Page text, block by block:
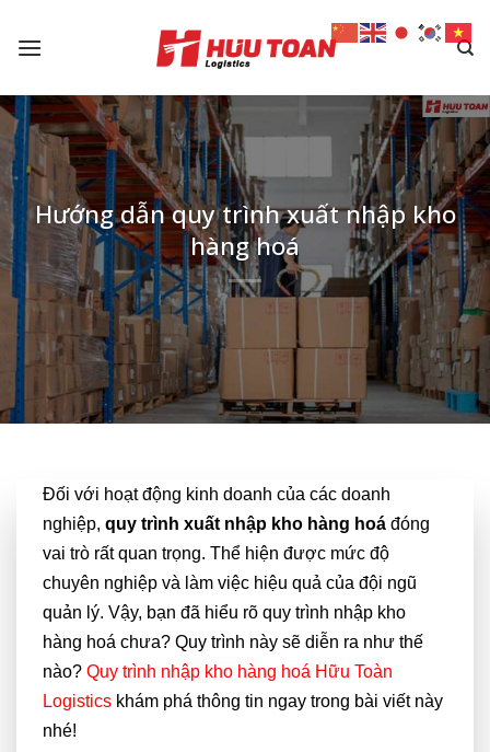
Hướng dẫn quy trình xuất nhập kho
hàng hoá
Đối với hoạt động kinh doanh của các doanh
nghiệp, quy trình xuất nhập kho hàng hoá đóng
vai trò rất quan trọng. Thể hiện được mức độ
chuyên nghiệp và làm việc hiệu quả của đội ngũ
quản lý. Vậy, bạn đã hiểu rõ quy trình nhập kho
hàng hoá chưa? Quy trình này sẽ diễn ra như thế
nào? Quy trình nhập kho hàng hoá Hữu Toàn
Logistics khám phá thông tin ngay trong bài viết này
nhé!